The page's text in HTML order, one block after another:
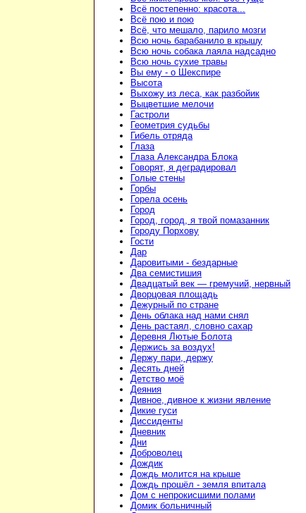
Всё постепенно: красота...
Всё пою и пою
Всё, что мешало, парило мозги
Всю ночь барабанило в крышу
Всю ночь собака лаяла надсадно
Всю ночь сухие травы
Вы ему - о Шекспире
Высота
Выхожу из леса, как разбойик
Выцветшие мелочи
Гастроли
Геометрия судьбы
Гибель отряда
Глаза
Глаза Александра Блока
Говорят, я деградировал
Голые стены
Горбы
Горела осень
Город
Город, город, я твой помазанник
Городу Порхову
Гости
Дар
Даровитыми - бездарные
Два семистишия
Двадцатый век — гремучий, нервный
Дворцовая площадь
Дежурный по стране
День облака над нами снял
День растаял, словно сахар
Деревня Лютые Болота
Держись за воздух!
Держу пари, держу
Десять дней
Детство моё
Деяния
Дивное, дивное к жизни явление
Дикие гуси
Диссиденты
Дневник
Дни
Доброволец
Дождик
Дождь молится на крыше
Дождь прошёл - земля впитала
Дом с непрокисшими полами
Домик больничный